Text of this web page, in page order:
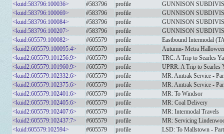
<kuid:583796:100036>
#583796 profile
GUNNISON
<kuid:583796:100069>
#583796 profile
GUNNISON
<kuid:583796:100084>
#583796 profile
GUNNISON
<kuid:583796:100207>
#583796 profile
GUNNISON
<kuid:605579:100082>
#605579 profile
Eastbound Intermodal
<kuid2:605579:100095:4>
#605579 profile
Autumn- Metra
<kuid2:605579:101256:9>
#605579 profile
TRC: A Trip to Searles
<kuid2:605579:101960:9>
#605579 profile
UPRR: A Trip to Searles
<kuid2:605579:102332:6>
#605579 profile
MR: Amtrak Service -
<kuid2:605579:102375:6>
#605579 profile
MR: Amtrak Service -
<kuid2:605579:102401:6>
#605579 profile
MR: To Windsor
<kuid2:605579:102405:6>
#605579 profile
MR: Coal Delivery
<kuid2:605579:102407:6>
#605579 profile
MR: Intermodal Travels
<kuid2:605579:102437:7>
#605579 profile
MR: Servicing
<kuid:605579:102594>
#605579 profile
LSD: To Mallstown -